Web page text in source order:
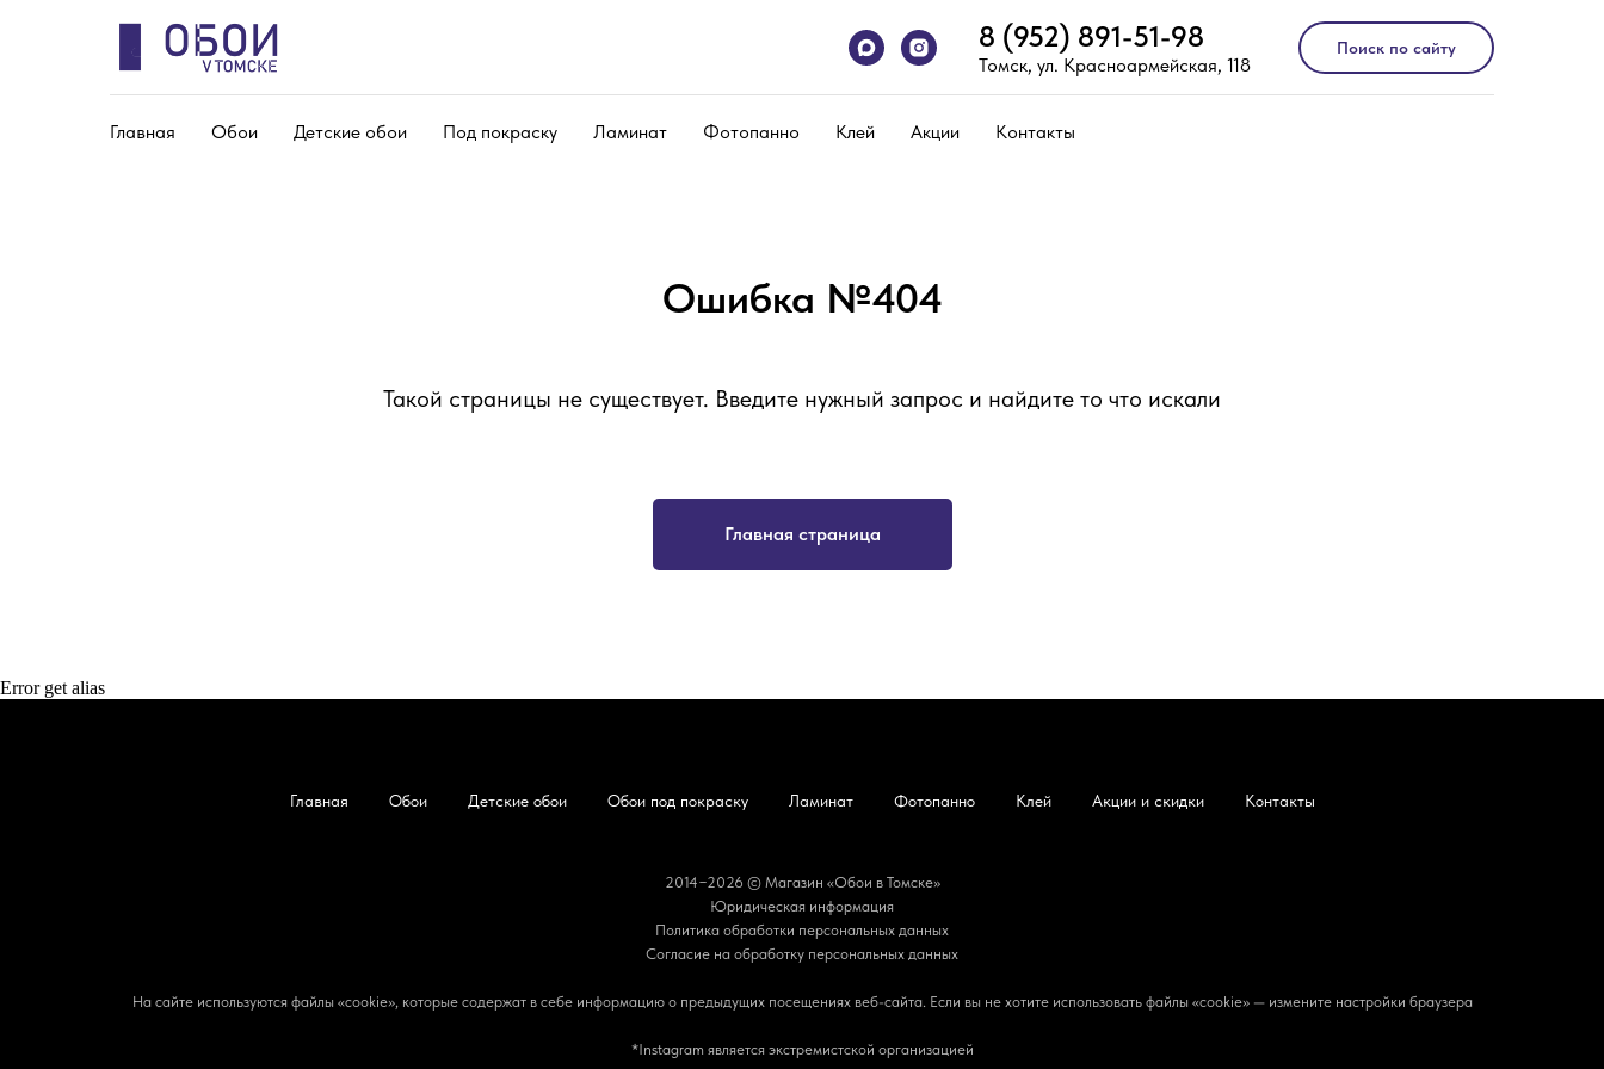
8 (952) 891-51-98
Томск, ул. Красноармейская, 118
Поиск по сайту
Главная Обои Детские обои Под покраску Ламинат Фотопанно Клей Акции Контакты
Ошибка №404
Такой страницы не существует. Введите нужный запрос и найдите то что искали
Главная страница
Error get alias
Главная Обои Детские обои Обои под покраску Ламинат Фотопанно Клей Акции и скидки Контакты
2014−2026 © Магазин «Обои в Томске»
Юридическая информация
Политика обработки персональных данных
Согласие на обработку персональных данных
На сайте используются файлы «cookie», которые содержат в себе информацию о предыдущих посещениях веб-сайта. Если вы не хотите использовать файлы «cookie» — измените настройки браузера
*Instagram является экстремистской организацией